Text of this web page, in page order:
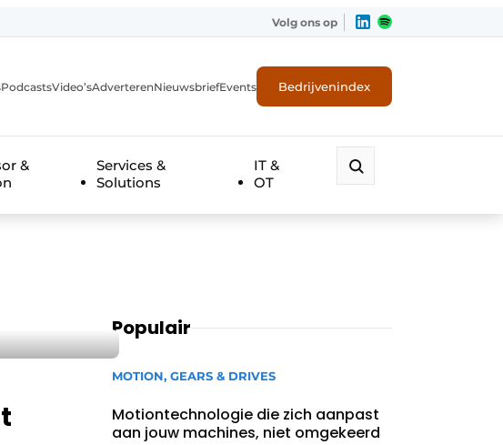
Volg ons op
PodcastsVideo’sAdverterenNieuwsbriefEvents Bedrijvenindex
&
Services &
Solutions
IT &
OT
Populair
MOTION, GEARS & DRIVES
Motiontechnologie die zich aanpast
aan jouw machines, niet omgekeerd